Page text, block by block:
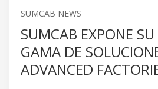
SUMCAB NEWS
SUMCAB EXPONE
GAMA DE
ADVANCED